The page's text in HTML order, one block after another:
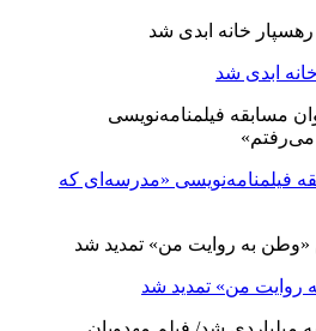
ابدی شد
فیلمنامه‌نویسی «مدرسه‌ای که
روایت من» تمدید شد